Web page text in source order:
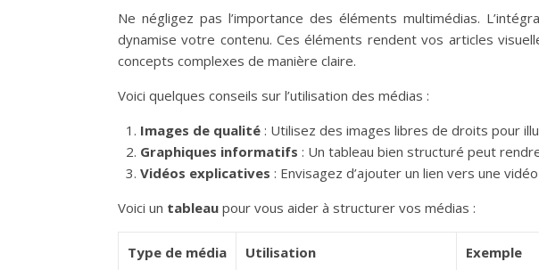
Ne négligez pas l’importance des éléments multimédias.
dynamise votre contenu. Ces éléments rendent vos articles
concepts complexes de manière claire.
Voici quelques conseils sur l’utilisation des médias :
Images de qualité : Utilisez des images libres de droits pour
Graphiques informatifs : Un tableau bien structuré peut
Vidéos explicatives : Envisagez d’ajouter un lien vers une
Voici un tableau pour vous aider à structurer vos médias :
Type de média Utilisation Exemple